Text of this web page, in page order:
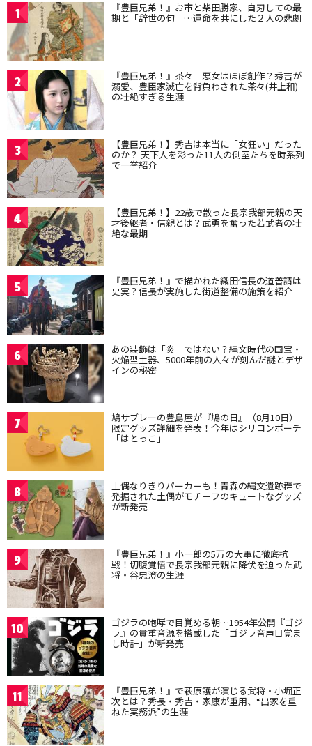
1 『豊臣兄弟！』お市と柴田勝家、自刃しての最
期と「辞世の句」…運命を共にした２人の悲劇
2 『豊臣兄弟！』茶々＝悪女はほぼ創作？秀吉が
溺愛、豊臣家滅亡を背負わされた茶々(井上和)
の壮絶すぎる生涯
3 【豊臣兄弟！】秀吉は本当に「女狂い」だった
のか？ 天下人を彩った11人の側室たちを時系列
で一挙紹介
4 【豊臣兄弟！】22歳で散った長宗我部元親の天
才後継者・信親とは？武勇を奮った若武者の壮
絶な最期
5 『豊臣兄弟！』で描かれた織田信長の道普請は
史実？信長が実施した街道整備の施策を紹介
6 あの装飾は「炎」ではない？縄文時代の国宝・
火焔型土器、5000年前の人々が刻んだ謎とデザ
インの秘密
7 鳩サブレーの豊島屋が『鳩の日』（8月10日）
限定グッズ詳細を発表！今年はシリコンポーチ
「はとっこ」
8 土偶なりきりパーカーも！青森の縄文遺跡群で
発掘された土偶がモチーフのキュートなグッズ
が新発売
9 『豊臣兄弟！』小一郎の5万の大軍に徹底抗
戦！切腹覚悟で長宗我部元親に降伏を迫った武
将・谷忠澄の生涯
10 ゴジラの咆哮で目覚める朝…1954年公開『ゴジ
ラ』の貴重音源を搭載した「ゴジラ音声目覚ま
し時計」が新発売
11 『豊臣兄弟！』で萩原護が演じる武将・小堀正
次とは？秀長・秀吉・家康が重用、“出家を重
ねた実務派”の生涯